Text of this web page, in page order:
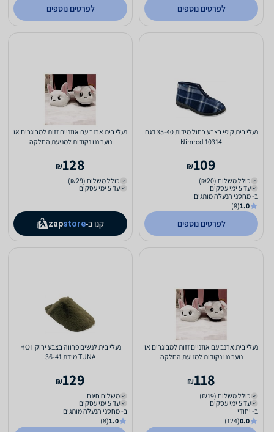
לפרטים נוספים לפרטים נוספים
נעלי בית קיפי בצבע כחול מידות 35-40 דגם
Nimrod 10314
109
₪
כולל משלוח (₪20)
עד 5 ימי עסקים
ב- מחסני הנעלה מותגים
1.0
(8)
לפרטים נוספים
נעלי בית ארנב עם אוזניים זזות למבוגרים או
נוער ננו נקודות למניעת החלקה
128
₪
כולל משלוח (₪29)
עד 5 ימי עסקים
קנו ב- zapstore
נעלי בית ארנב עם אוזניים זזות למבוגרים או
נוער ננו נקודות למניעת החלקה
118
₪
כולל משלוח (₪19)
עד 5 ימי עסקים
ב- יחודי
0.0
(124)
נעלי בית לנשים פרווה בצבע ירוק HOT
TUNA מידת 36-41
129
₪
משלוח חינם
עד 5 ימי עסקים
ב- מחסני הנעלה מותגים
1.0
(8)